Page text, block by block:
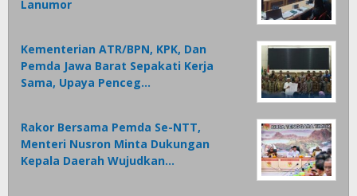
Lanumor
Kementerian ATR/BPN, KPK, Dan
Pemda Jawa Barat Sepakati Kerja
Sama, Upaya Penceg…
Rakor Bersama Pemda Se-NTT,
Menteri Nusron Minta Dukungan
Kepala Daerah Wujudkan…